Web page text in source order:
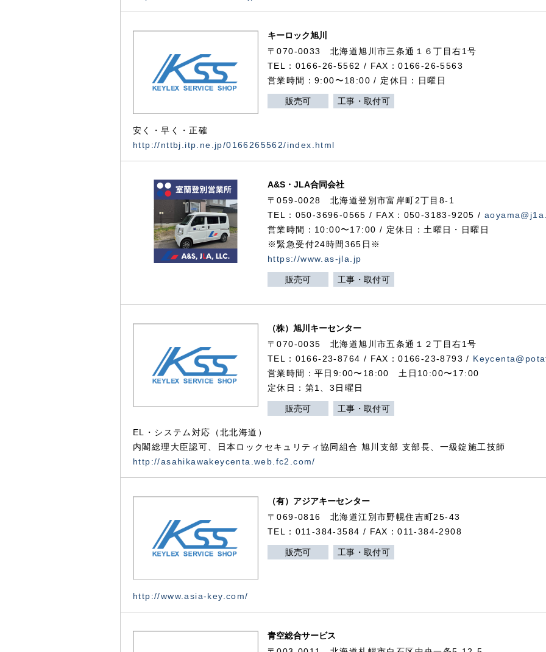
キーロック旭川
〒070-0033 北海道旭川市三条通１６丁目右1号
TEL：0166-26-5562 / FAX：0166-26-5563
営業時間：9:00〜18:00 / 定休日：日曜日
販売可 工事・取付可
安く・早く・正確
http://nttbj.itp.ne.jp/0166265562/index.html
A&S・JLA合同会社
〒059-0028北海道登別市富岸町2丁目 8-1
TEL：050-3696-0565 / FAX：050-3183-9205 /
営業時間：10:00〜17:00 / 定休日：土曜日・日曜日
※緊急受付24時間365日※
https://www.as-jla.jp
販売可 工事・取付可
（株）旭川キーセンター
〒070-0035 北海道旭川市五条通１２丁目右1号
TEL：0166-23-8764 / FAX：0166-23-8793 /
営業時間：平日9:00〜18:00 土日10:00〜17:00
定休日：第1、3日曜日
販売可 工事・取付可
EL・システム対応（北北海道）
内閣総理大臣認可、日本ロックセキュリティ協同組合 旭川支部 支部長、一級錠施工技師
http://asahikawakeycenta.web.fc2.com/
（有）アジアキーセンター
〒069-0816 北海道江別市野幌住吉町25-43
TEL：011-384-3584 / FAX：011-384-2908
販売可 工事・取付可
http://www.asia-key.com/
青空総合サービス